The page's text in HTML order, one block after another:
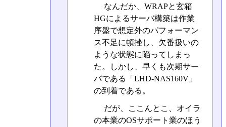
なんだか、WRAPと玄箱
HGによるサーバ構築は作業
序盤で想定外のパフォーマン
ス不足に頓挫し、欠番扱いの
ような状態に陥ってしまっ
た。しかし、早くも次期サー
バである「LHD-NAS160V」
の到着である。
だが、ここんとこ、オイラ
の本業のOSサポート業のほう